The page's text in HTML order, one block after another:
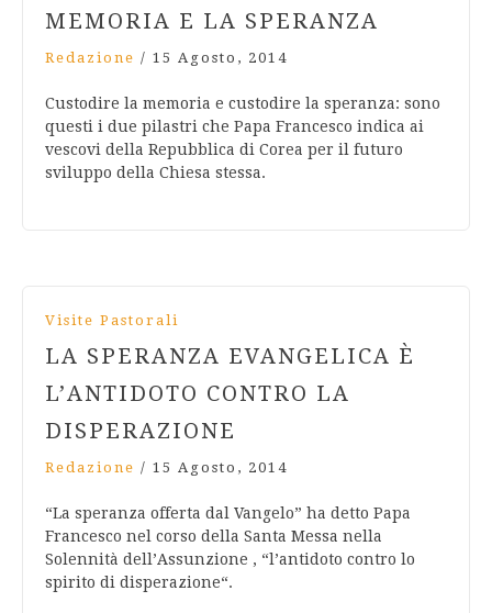
MEMORIA E LA SPERANZA
Redazione / 15 Agosto, 2014
Custodire la memoria e custodire la speranza: sono
questi i due pilastri che Papa Francesco indica ai
vescovi della Repubblica di Corea per il futuro
sviluppo della Chiesa stessa.
Visite Pastorali
LA SPERANZA EVANGELICA È
L’ANTIDOTO CONTRO LA
DISPERAZIONE
Redazione / 15 Agosto, 2014
“La speranza offerta dal Vangelo” ha detto Papa
Francesco nel corso della Santa Messa nella
Solennità dell’Assunzione , “l’antidoto contro lo
spirito di disperazione“.